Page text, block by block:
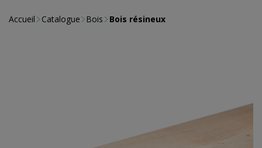
Accueil Catalogue Bois Bois résineux